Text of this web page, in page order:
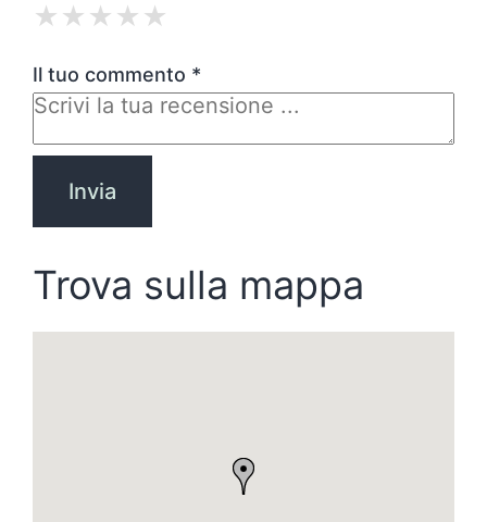
★
★ ★
★ ★ ★
★ ★ ★ ★
★ ★ ★ ★ ★
Il tuo commento *
Trova sulla mappa